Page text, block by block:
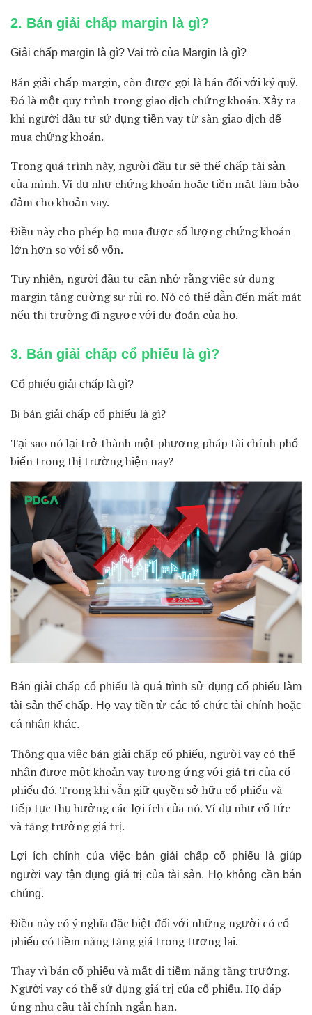
2. Bán giải chấp margin là gì?
Giải chấp margin là gì? Vai trò của Margin là gì?
Bán giải chấp margin, còn được gọi là bán đối với ký quỹ.
Đó là một quy trình trong giao dịch chứng khoán. Xảy ra
khi người đầu tư sử dụng tiền vay từ sàn giao dịch để
mua chứng khoán.
Trong quá trình này, người đầu tư sẽ thế chấp tài sản
của mình. Ví dụ như chứng khoán hoặc tiền mặt làm bảo
đảm cho khoản vay.
Điều này cho phép họ mua được số lượng chứng khoán
lớn hơn so với số vốn.
Tuy nhiên, người đầu tư cần nhớ rằng việc sử dụng
margin tăng cường sự rủi ro. Nó có thể dẫn đến mất mát
nếu thị trường đi ngược với dự đoán của họ.
3. Bán giải chấp cổ phiếu là gì?
Cổ phiếu giải chấp là gì?
Bị bán giải chấp cổ phiếu là gì?
Tại sao nó lại trở thành một phương pháp tài chính phổ
biến trong thị trường hiện nay?
Bán giải chấp cổ phiếu là quá trình sử dụng cổ phiếu làm
tài sản thế chấp. Họ vay tiền từ các tổ chức tài chính hoặc
cá nhân khác.
Thông qua việc bán giải chấp cổ phiếu, người vay có thể
nhận được một khoản vay tương ứng với giá trị của cổ
phiếu đó. Trong khi vẫn giữ quyền sở hữu cổ phiếu và
tiếp tục thụ hưởng các lợi ích của nó. Ví dụ như cổ tức
và tăng trưởng giá trị.
Lợi ích chính của việc bán giải chấp cổ phiếu là giúp
người vay tận dụng giá trị của tài sản. Họ không cần bán
chúng.
Điều này có ý nghĩa đặc biệt đối với những người có cổ
phiếu có tiềm năng tăng giá trong tương lai.
Thay vì bán cổ phiếu và mất đi tiềm năng tăng trưởng.
Người vay có thể sử dụng giá trị của cổ phiếu. Họ đáp
ứng nhu cầu tài chính ngắn hạn.